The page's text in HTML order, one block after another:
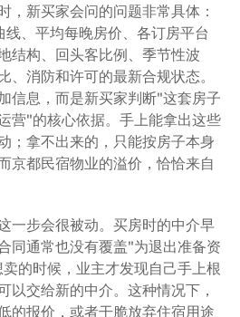
，新买家会问的问题非常具体：
、平均每晚房价、各订房平台
结构、回头客比例、季节性波
、消防和许可的最新合规状态。
信息，而是新买家判断"这套房子
营"的核心依据。手上能拿出这些
；拿不出来的，只能按房子本身
都民宿物业的溢价，恰恰来自
一步会很被动。买房时的中介早
同通常也没有覆盖"为退出准备资
的时候，业主才发现自己手上根
以交给新的中介。这种情况下，
的报价，或者干脆放弃住宿用途